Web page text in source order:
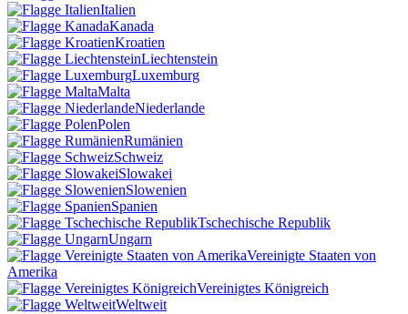
Italien
Kanada
Kroatien
Liechtenstein
Luxemburg
Malta
Niederlande
Polen
Rumänien
Schweiz
Slowakei
Slowenien
Spanien
Tschechische Republik
Ungarn
Vereinigte Staaten von
Amerika
Vereinigtes Königreich
Weltweit